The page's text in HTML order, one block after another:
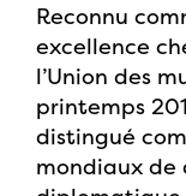
Reconnu
excellence
l’Union des
printemps
distingué
mondiaux de